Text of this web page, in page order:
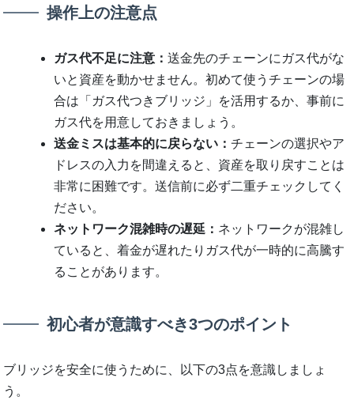
操作上の注意点
ガス代不足に注意：送金先のチェーンにガス代がな
いと資産を動かせません。初めて使うチェーンの場
合は「ガス代つきブリッジ」を活用するか、事前に
ガス代を用意しておきましょう。
送金ミスは基本的に戻らない：チェーンの選択やア
ドレスの入力を間違えると、資産を取り戻すことは
非常に困難です。送信前に必ず二重チェックしてく
ださい。
ネットワーク混雑時の遅延： ネットワークが混雑し
ていると、着金が遅れたりガス代が一時的に高騰す
ることがあります。
初心者が意識すべき3つのポイント
ブリッジを安全に使うために、以下の3点を意識しましょ
う。